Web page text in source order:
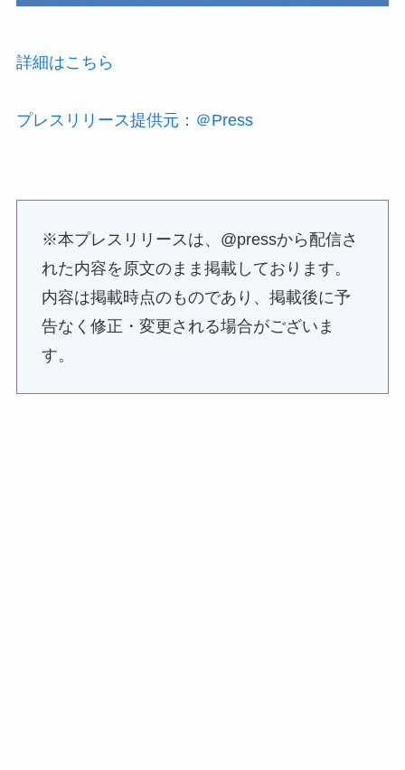
詳細はこちら
プレスリリース提供元：＠Press
※本プレスリリースは、@pressから配信さ
れた内容を原文のまま掲載しております。
内容は掲載時点のものであり、掲載後に予
告なく修正・変更される場合がございま
す。